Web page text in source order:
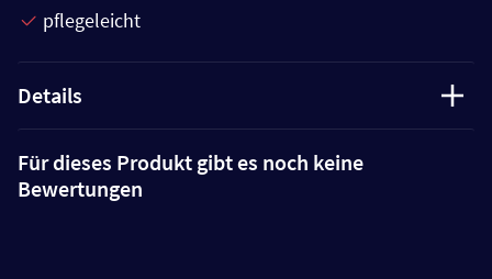
pflegeleicht
Details
Für dieses Produkt gibt es noch keine
Bewertungen